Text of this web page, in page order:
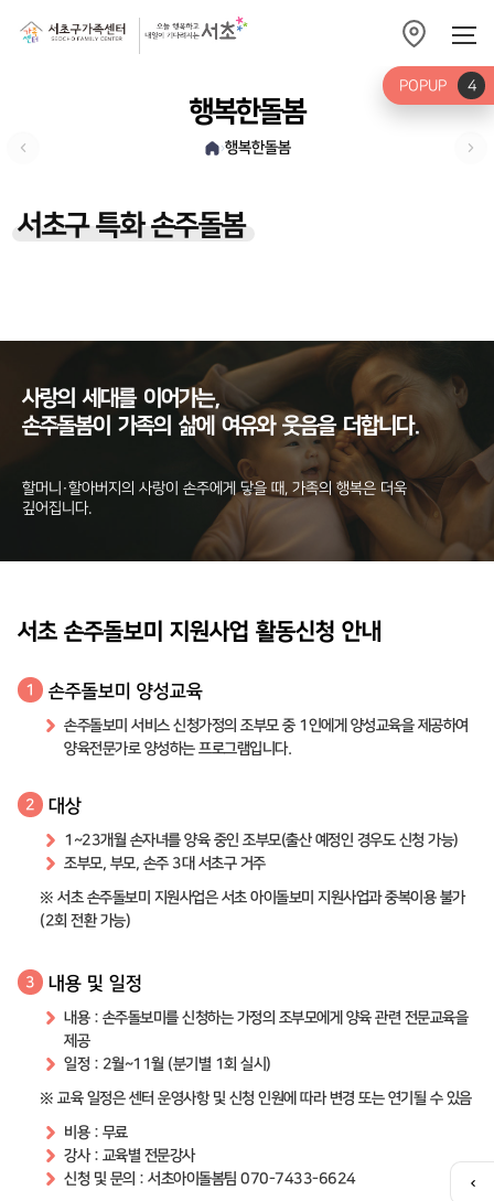
행복한돌봄
›행복한돌봄
서초구 특화 손주돌봄
사랑의 세대를 이어가는,
손주돌봄이 가족의 삶에 여유와 웃음을 더합니다.
할머니·할아버지의 사랑이 손주에게 닿을 때, 가족의 행복은 더욱
깊어집니다.
서초 손주돌보미 지원사업 활동신청 안내
1 손주돌보미 양성교육
손주돌보미 서비스 신청가정의 조부모 중 1인에게 양성교육을 제공하여
양육전문가로 양성하는 프로그램입니다.
2 대상
1~23개월 손자녀를 양육 중인 조부모(출산 예정인 경우도 신청 가능)
조부모, 부모, 손주 3대 서초구 거주
※ 서초 손주돌보미 지원사업은 서초 아이돌보미 지원사업과 중복이용 불가
(2회 전환 가능)
3 내용 및 일정
내용 : 손주돌보미를 신청하는 가정의 조부모에게 양육 관련 전문교육을
제공
일정 : 2월~11월 (분기별 1회 실시)
※ 교육 일정은 센터 운영사항 및 신청 인원에 따라 변경 또는 연기될 수 있음
비용 : 무료
강사 : 교육별 전문강사
신청 및 문의 : 서초아이돌봄팀 070-7433-6624
퀵
POPUP 4